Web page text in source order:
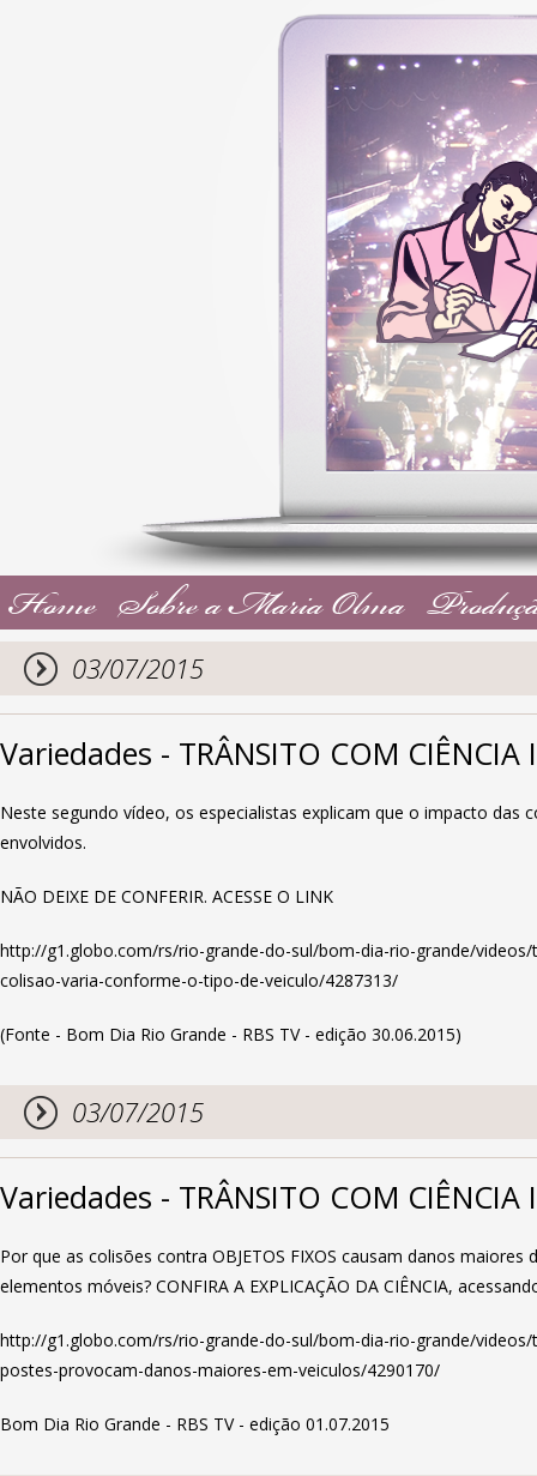
HomeSobre a Maria Olma
03/07/2015
Variedades - TRÂNSITO COM CIÊNCIA
Neste segundo vídeo, os especialistas explicam que o impacto das
envolvidos.
NÃO DEIXE DE CONFERIR. ACESSE O LINK
http://g1.globo.com/rs/rio-grande-do-sul/bom-dia-rio-grande/
colisao-varia-conforme-o-tipo-de-veiculo/4287313/
(Fonte - Bom Dia Rio Grande - RBS TV - edição 30.06.2015)
03/07/2015
Variedades - TRÂNSITO COM CIÊNCIA
Por que as colisões contra OBJETOS FIXOS causam danos
elementos móveis? CONFIRA A EXPLICAÇÃO DA CIÊNCIA,
http://g1.globo.com/rs/rio-grande-do-sul/bom-dia-rio-grande/
postes-provocam-danos-maiores-em-veiculos/4290170/
Bom Dia Rio Grande - RBS TV - edição 01.07.2015